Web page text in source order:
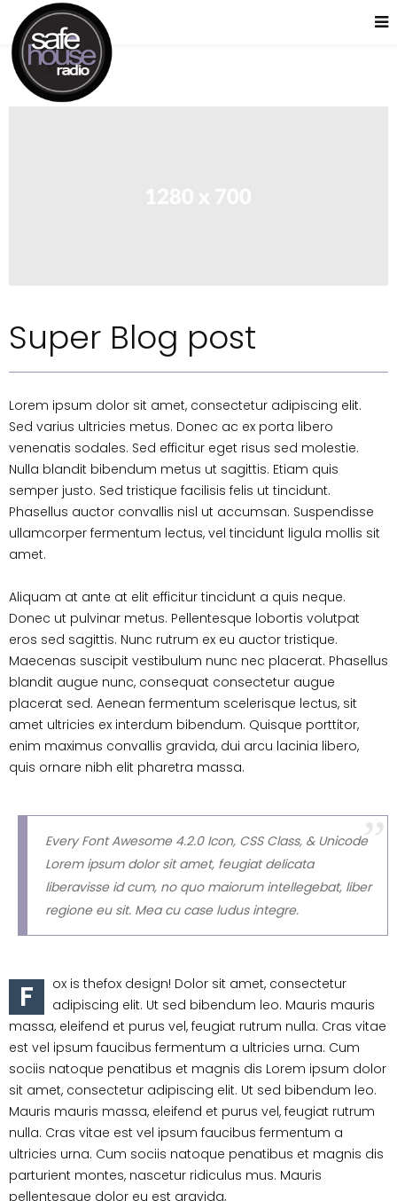
Super Blog post
Lorem ipsum dolor sit amet, consectetur adipiscing elit.
Sed varius ultricies metus. Donec ac ex porta libero
venenatis sodales. Sed efficitur eget risus sed molestie.
Nulla blandit bibendum metus ut sagittis. Etiam quis
semper justo. Sed tristique facilisis felis ut tincidunt.
Phasellus auctor convallis nisl ut accumsan. Suspendisse
ullamcorper fermentum lectus, vel tincidunt ligula mollis sit
amet.
Aliquam at ante at elit efficitur tincidunt a quis neque.
Donec ut pulvinar metus. Pellentesque lobortis volutpat
eros sed sagittis. Nunc rutrum ex eu auctor tristique.
Maecenas suscipit vestibulum nunc nec placerat. Phasellus
blandit augue nunc, consequat consectetur augue
placerat sed. Aenean fermentum scelerisque lectus, sit
amet ultricies ex interdum bibendum. Quisque porttitor,
enim maximus convallis gravida, dui arcu lacinia libero,
quis ornare nibh elit pharetra massa.
Every Font Awesome 4.2.0 Icon, CSS Class, & Unicode
Lorem ipsum dolor sit amet, feugiat delicata
liberavisse id cum, no quo maiorum intellegebat, liber
regione eu sit. Mea cu case ludus integre.
F
ox is thefox design! Dolor sit amet, consectetur
adipiscing elit. Ut sed bibendum leo. Mauris mauris
massa, eleifend et purus vel, feugiat rutrum nulla. Cras vitae
est vel ipsum faucibus fermentum a ultricies urna. Cum
sociis natoque penatibus et magnis dis Lorem ipsum dolor
sit amet, consectetur adipiscing elit. Ut sed bibendum leo.
Mauris mauris massa, eleifend et purus vel, feugiat rutrum
nulla. Cras vitae est vel ipsum faucibus fermentum a
ultricies urna. Cum sociis natoque penatibus et magnis dis
parturient montes, nascetur ridiculus mus. Mauris
pellentesque dolor eu est gravida,